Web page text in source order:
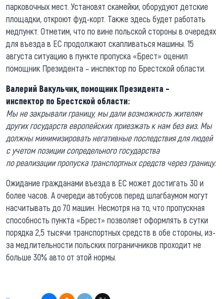
парковочных мест. Установят скамейки, оборудуют детские
площадки, откроют фуд-корт. Также здесь будет работать
медпункт. Отметим, что по вине польской стороны в очередях
для въезда в ЕС продолжают скапливаться машины. 15
августа ситуацию в пункте пропуска «Брест» оценил
помощник Президента – инспектор по Брестской области.
Валерий Вакульчик, помощник Президента –
инспектор по Брестской области:
Мы не закрывали границу,мыдали возможность жителям
других государств европейских приезжать к нам без виз. Мы
должны минимизировать негативные последствия для людей
с учетом позиции сопредельного государства
пореализациипропуска транспортных средств через границу.
Ожидание гражданами въезда в ЕС может достигать 30 и
более часов. А очереди автобусов перед шлагбаумом могут
насчитывать до 70 машин. Несмотря на то, что пропускная
способность пункта «Брест» позволяет оформлять в сутки
порядка 2,5 тысячи транспортных средств в обе стороны, из-
за медлительности польских пограничников проходит не
больше 30% авто от этой нормы.